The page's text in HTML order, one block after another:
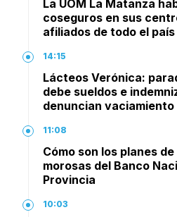
La UOM La Matanza
coseguros en sus
afiliados de todo el país
14:15
Lácteos Verónica:
debe sueldos e
denuncian vaciamiento
11:08
Cómo son los planes
morosas del Banco
Provincia
10:03